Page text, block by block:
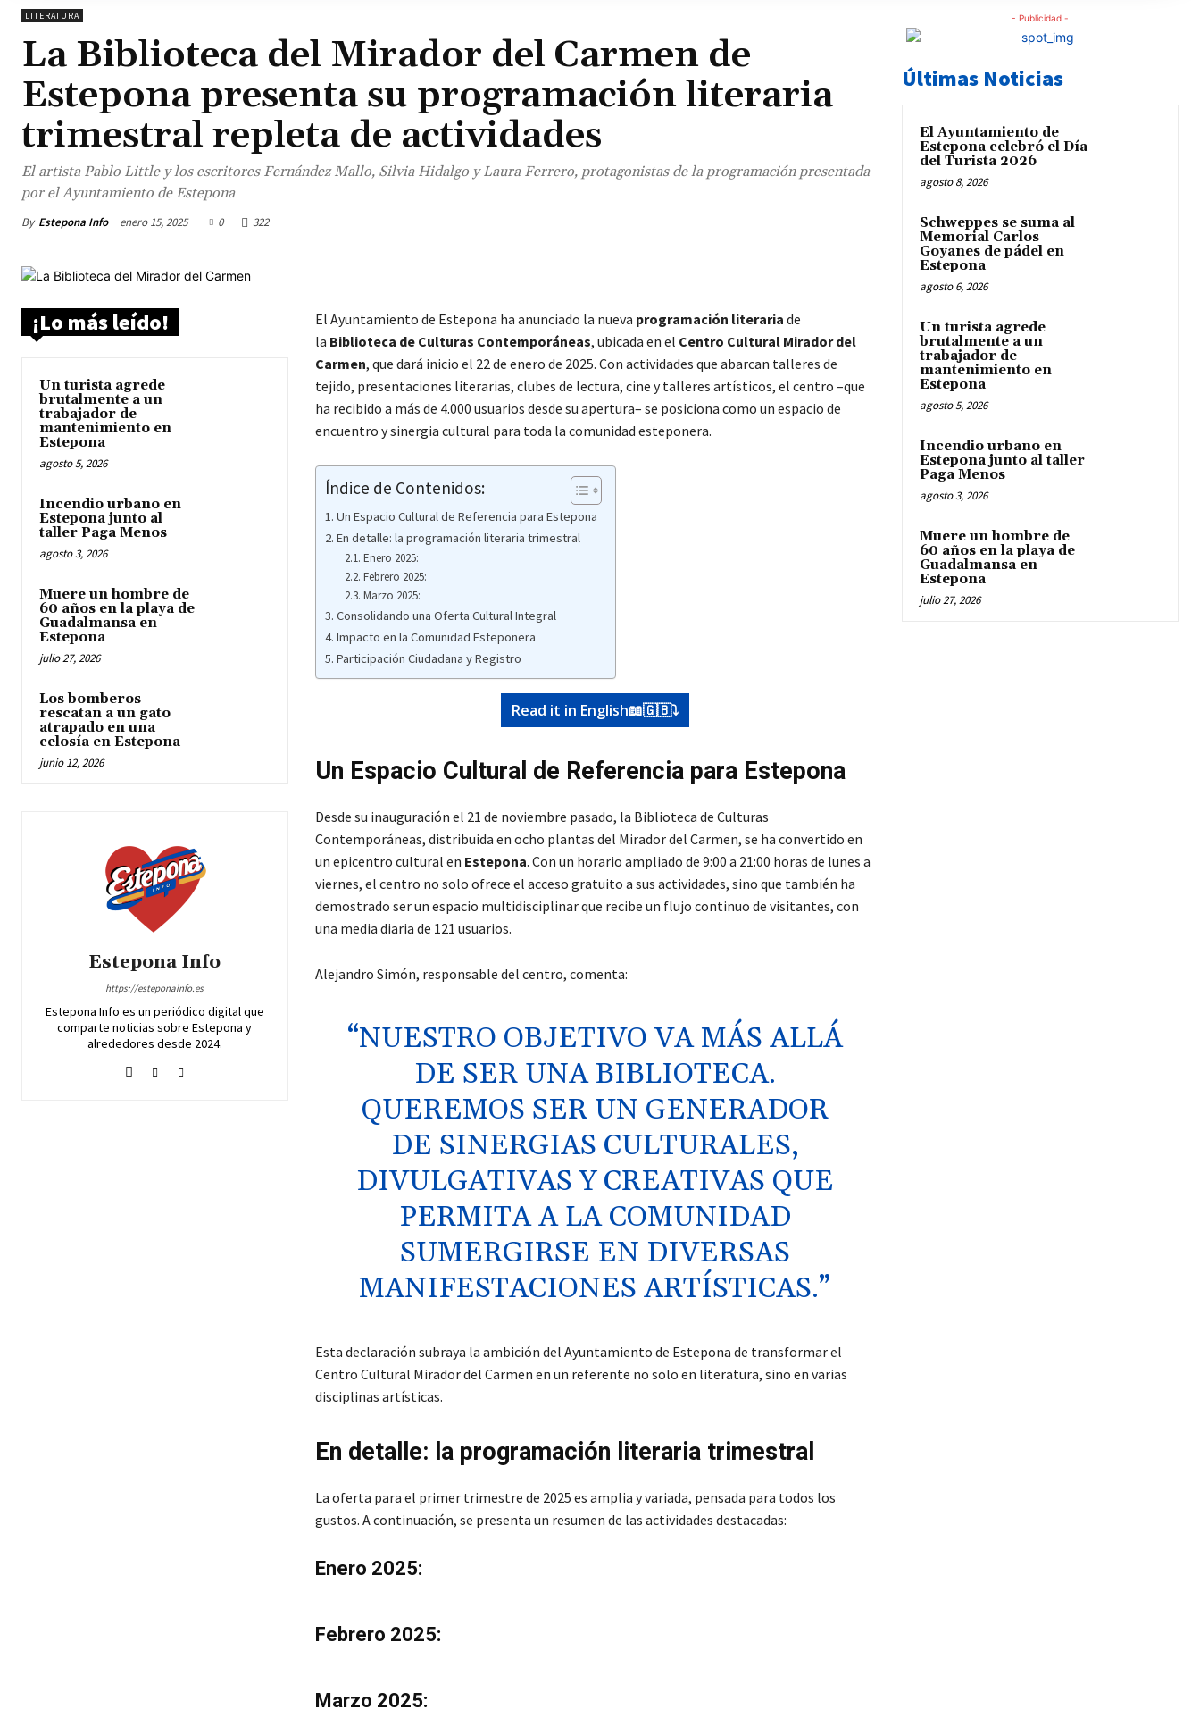
LITERATURA
La Biblioteca del Mirador del Carmen de
Estepona presenta su programación literaria
trimestral repleta de actividades
El artista Pablo Little y los escritores Fernández Mallo, Silvia Hidalgo y Laura Ferrero, protagonistas de la programación presentada
por el Ayuntamiento de Estepona
By Estepona Info enero 15, 2025 0 322
¡Lo más leído!
Un turista agrede
brutalmente a un
trabajador de
mantenimiento en
Estepona
agosto 5, 2026
Incendio urbano en
Estepona junto al
taller Paga Menos
agosto 3, 2026
Muere un hombre de
60 años en la playa de
Guadalmansa en
Estepona
julio 27, 2026
Los bomberos
rescatan a un gato
atrapado en una
celosía en Estepona
junio 12, 2026
Estepona Info
https://esteponainfo.es
Estepona Info es un periódico digital que
comparte noticias sobre Estepona y
alrededores desde 2024.
El Ayuntamiento de Estepona ha anunciado la nueva programación literaria de
la Biblioteca de Culturas Contemporáneas, ubicada en el Centro Cultural Mirador del
Carmen, que dará inicio el 22 de enero de 2025. Con actividades que abarcan talleres de
tejido, presentaciones literarias, clubes de lectura, cine y talleres artísticos, el centro –que
ha recibido a más de 4.000 usuarios desde su apertura– se posiciona como un espacio de
encuentro y sinergia cultural para toda la comunidad esteponera.
Índice de Contenidos:
Un Espacio Cultural de Referencia para Estepona
En detalle: la programación literaria trimestral
Enero 2025:
Febrero 2025:
Marzo 2025:
Consolidando una Oferta Cultural Integral
Impacto en la Comunidad Esteponera
Participación Ciudadana y Registro
Read it in English📖🇬🇧⤵️
Un Espacio Cultural de Referencia para Estepona
Desde su inauguración el 21 de noviembre pasado, la Biblioteca de Culturas
Contemporáneas, distribuida en ocho plantas del Mirador del Carmen, se ha convertido en
un epicentro cultural en Estepona. Con un horario ampliado de 9:00 a 21:00 horas de lunes a
viernes, el centro no solo ofrece el acceso gratuito a sus actividades, sino que también ha
demostrado ser un espacio multidisciplinar que recibe un flujo continuo de visitantes, con
una media diaria de 121 usuarios.
Alejandro Simón, responsable del centro, comenta:
“NUESTRO OBJETIVO VA MÁS ALLÁ
DE SER UNA BIBLIOTECA.
QUEREMOS SER UN GENERADOR
DE SINERGIAS CULTURALES,
DIVULGATIVAS Y CREATIVAS QUE
PERMITA A LA COMUNIDAD
SUMERGIRSE EN DIVERSAS
MANIFESTACIONES ARTÍSTICAS.”
Esta declaración subraya la ambición del Ayuntamiento de Estepona de transformar el
Centro Cultural Mirador del Carmen en un referente no solo en literatura, sino en varias
disciplinas artísticas.
En detalle: la programación literaria trimestral
La oferta para el primer trimestre de 2025 es amplia y variada, pensada para todos los
gustos. A continuación, se presenta un resumen de las actividades destacadas:
Enero 2025:
Febrero 2025:
Marzo 2025:
- Publicidad -
Últimas Noticias
El Ayuntamiento de
Estepona celebró el Día
del Turista 2026
agosto 8, 2026
Schweppes se suma al
Memorial Carlos
Goyanes de pádel en
Estepona
agosto 6, 2026
Un turista agrede
brutalmente a un
trabajador de
mantenimiento en
Estepona
agosto 5, 2026
Incendio urbano en
Estepona junto al taller
Paga Menos
agosto 3, 2026
Muere un hombre de
60 años en la playa de
Guadalmansa en
Estepona
julio 27, 2026